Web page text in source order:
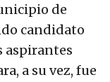
de
candidato
aspirantes
a su vez, fue